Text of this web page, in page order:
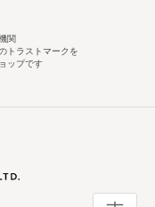
関
トラストマークを
ップです